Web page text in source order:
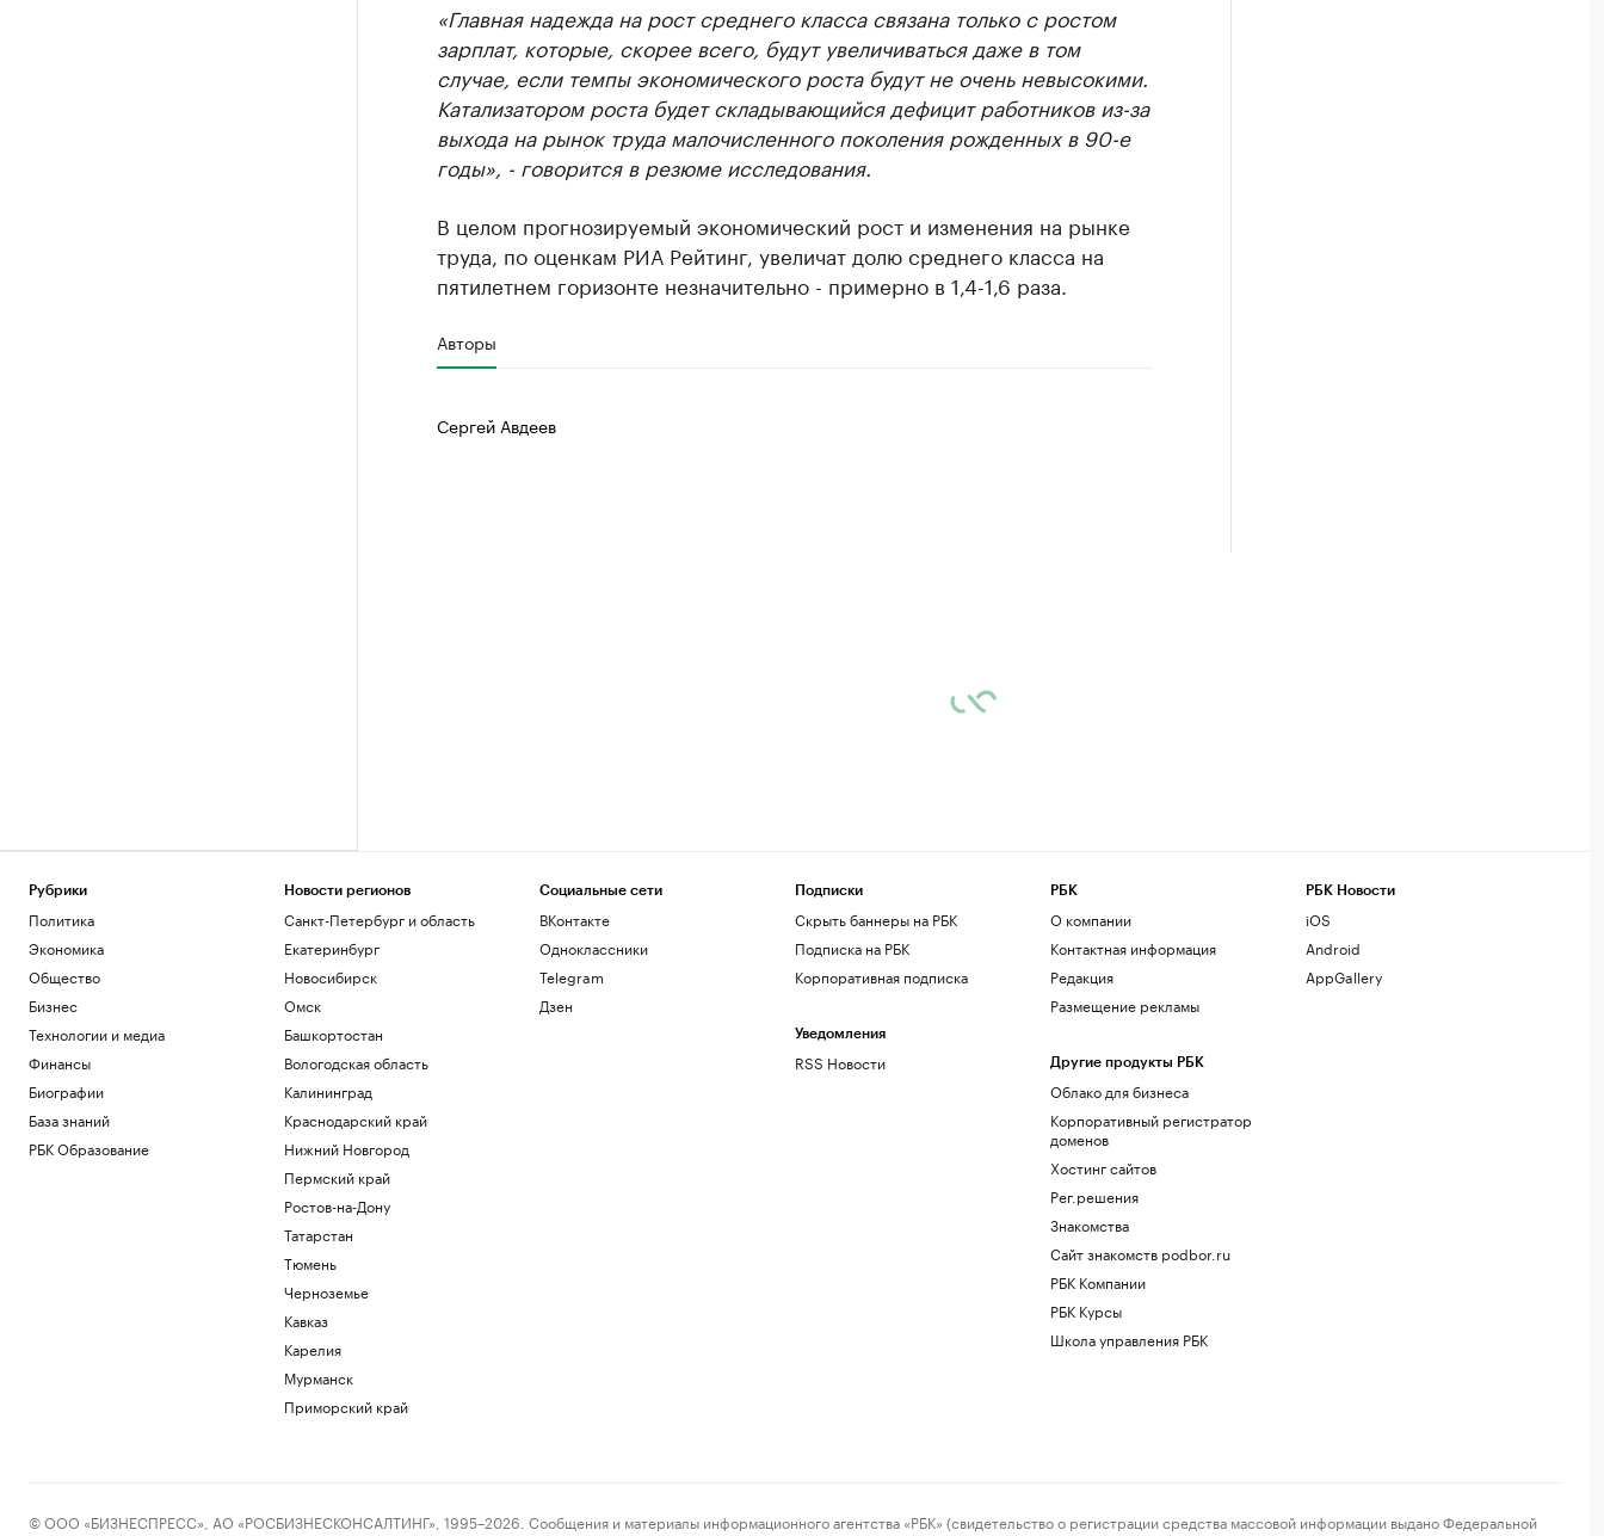
«Главная надежда на рост среднего класса связана только с ростом
зарплат, которые, скорее всего, будут увеличиваться даже в том
случае, если темпы экономического роста будут не очень невысокими.
Катализатором роста будет складывающийся дефицит работников из-за
выхода на рынок труда малочисленного поколения рожденных в 90-е
годы», - говорится в резюме исследования.
В целом прогнозируемый экономический рост и изменения на рынке
труда, по оценкам РИА Рейтинг, увеличат долю среднего класса на
пятилетнем горизонте незначительно - примерно в 1,4-1,6 раза.
Авторы
Сергей Авдеев
Рубрики
Политика
Экономика
Общество
Бизнес
Технологии и медиа
Финансы
Биографии
База знаний
РБК Образование
Новости регионов
Санкт-Петербург и область
Екатеринбург
Новосибирск
Омск
Башкортостан
Вологодская область
Калининград
Краснодарский край
Нижний Новгород
Пермский край
Ростов-на-Дону
Татарстан
Тюмень
Черноземье
Кавказ
Карелия
Мурманск
Приморский край
Социальные сети
ВКонтакте
Одноклассники
Telegram
Дзен
Подписки
Скрыть баннеры на РБК
Подписка на РБК
Корпоративная подписка
Уведомления
RSS Новости
РБК
О компании
Контактная информация
Редакция
Размещение рекламы
Другие продукты РБК
Облако для бизнеса
Корпоративный регистратор
доменов
Хостинг сайтов
Рег.решения
Знакомства
Сайт знакомств podbor.ru
РБК Компании
РБК Курсы
Школа управления РБК
РБК Новости
iOS
Android
AppGallery
© ООО «БИЗНЕСПРЕСС», АО «РОСБИЗНЕСКОНСАЛТИНГ», 1995–2026. Сообщения и материалы информационного агентства «РБК» (свидетельство о регистрации средства массовой информации выдано Федеральной